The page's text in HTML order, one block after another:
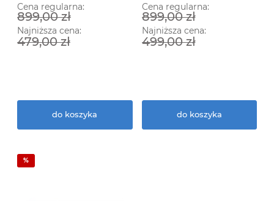
Cena regularna:
899,00 zł
Najniższa cena:
479,00 zł
do koszyka
Cena regularna:
899,00 zł
Najniższa cena:
499,00 zł
do koszyka